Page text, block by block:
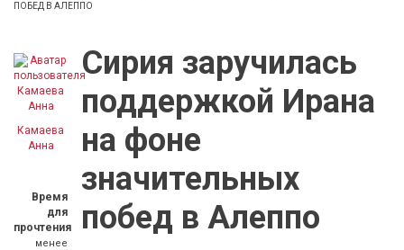
ПОБЕД В АЛЕППО
Камаева
Анна
Время
для
прочтения
менее
Сирия заручилась
поддержкой Ирана
на фоне
значительных
побед в Алеппо